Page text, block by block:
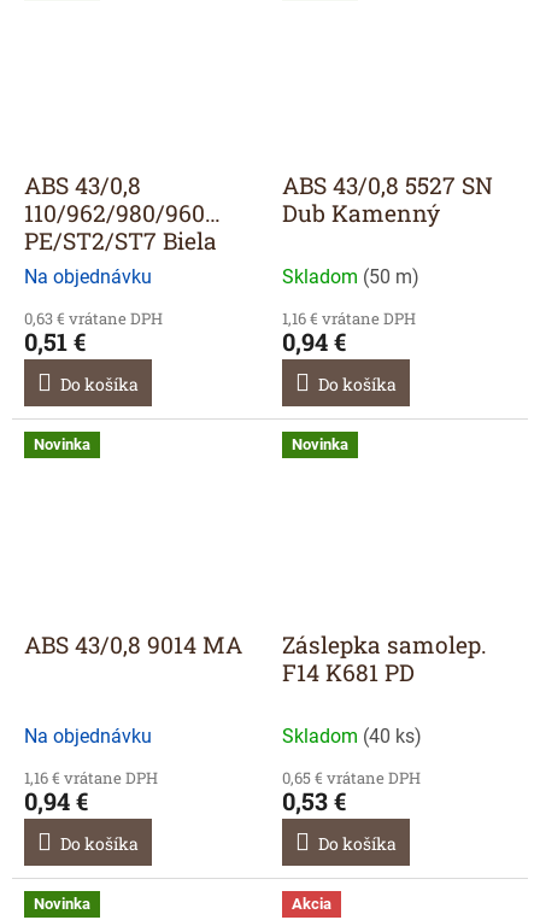
ABS 43/0,8
110/962/980/960
PE/ST2/ST7 Biela
Na objednávku
0,63 € vrátane DPH
0,51 €
Do košíka
ABS 43/0,8 5527 SN
Dub Kamenný
Skladom (50 m)
1,16 € vrátane DPH
0,94 €
Do košíka
Novinka
ABS 43/0,8 9014 MA
Na objednávku
1,16 € vrátane DPH
0,94 €
Do košíka
Novinka
Záslepka samolep.
F14 K681 PD
Skladom (40 ks)
0,65 € vrátane DPH
0,53 €
Do košíka
Novinka Akcia